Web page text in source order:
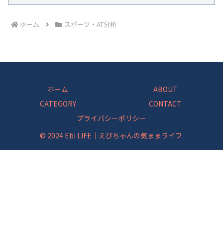
ホーム スポーツ・AT分析
ホーム
ABOUT
CATEGORY
CONTACT
プライバシーポリシー
© 2024 Ebi LIFE｜えびちゃんの気ままライフ.